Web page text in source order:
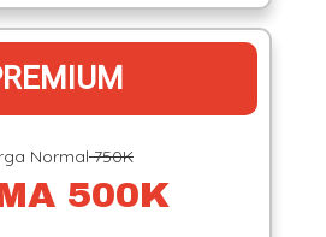
Normal750K
500K